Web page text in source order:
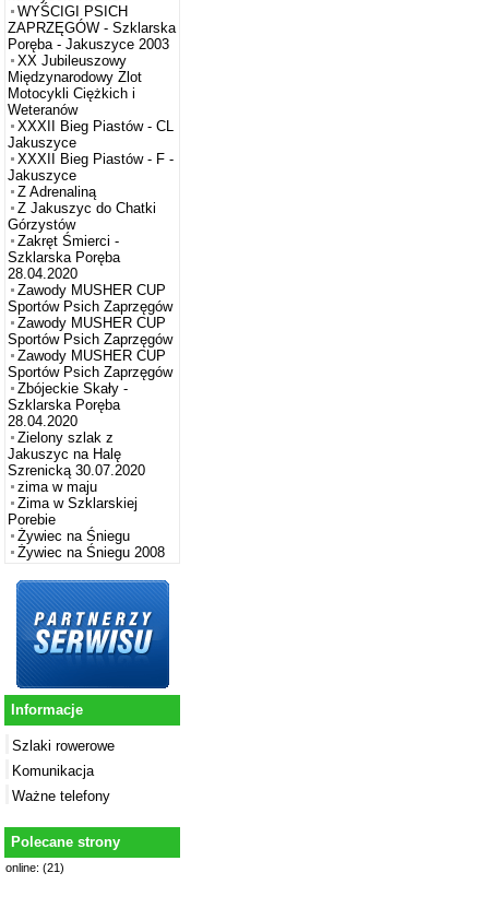
WYŚCIGI PSICH
ZAPRZĘGÓW - Szklarska
Poręba - Jakuszyce 2003
XX Jubileuszowy
Międzynarodowy Zlot
Motocykli Ciężkich i
Weteranów
XXXII Bieg Piastów - CL
Jakuszyce
XXXII Bieg Piastów - F -
Jakuszyce
Z Adrenaliną
Z Jakuszyc do Chatki
Górzystów
Zakręt Śmierci -
Szklarska Poręba
28.04.2020
Zawody MUSHER CUP
Sportów Psich Zaprzęgów
Zawody MUSHER CUP
Sportów Psich Zaprzęgów
Zawody MUSHER CUP
Sportów Psich Zaprzęgów
Zbójeckie Skały -
Szklarska Poręba
28.04.2020
Zielony szlak z
Jakuszyc na Halę
Szrenicką 30.07.2020
zima w maju
Zima w Szklarskiej
Porebie
Żywiec na Śniegu
Żywiec na Śniegu 2008
Informacje
Szlaki rowerowe
Komunikacja
Ważne telefony
Polecane strony
online: (21)